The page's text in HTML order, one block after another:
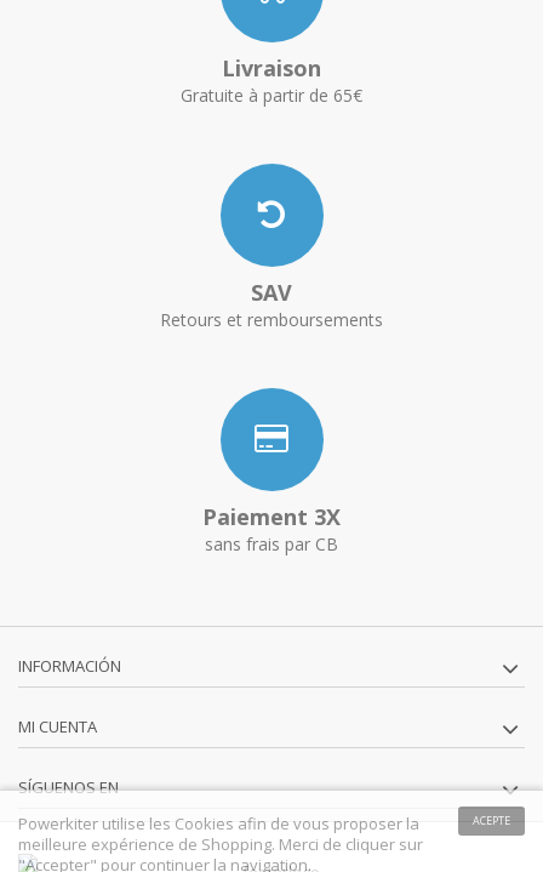
Livraison
Gratuite à partir de 65€
SAV
Retours et remboursements
Paiement 3X
sans frais par CB
INFORMACIÓN
MI CUENTA
SÍGUENOS EN
ACEPTE
Powerkiter utilise les Cookies afin de vous proposer la
meilleure expérience de Shopping. Merci de cliquer sur
"Accepter" pour continuer la navigation.